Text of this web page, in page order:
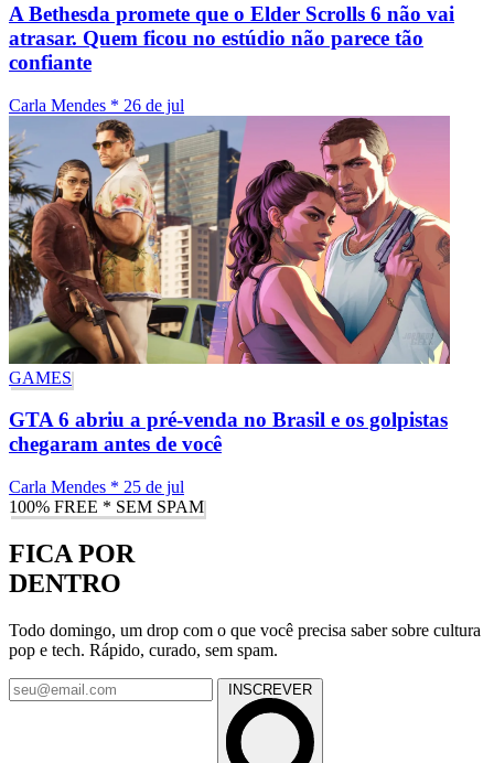
A Bethesda promete que o Elder Scrolls 6 não vai
atrasar. Quem ficou no estúdio não parece tão
confiante
Carla Mendes * 26 de jul
GAMES
GTA 6 abriu a pré-venda no Brasil e os golpistas
chegaram antes de você
Carla Mendes * 25 de jul
100% FREE * SEM SPAM
FICA POR
DENTRO
Todo domingo, um drop com o que você precisa saber sobre cultura
pop e tech. Rápido, curado, sem spam.
INSCREVER